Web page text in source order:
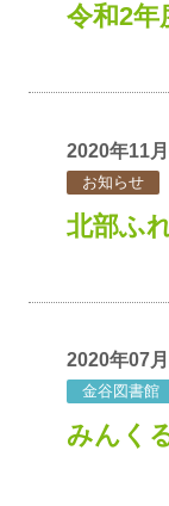
令和2年
2020年11
お知らせ
北部ふ
2020年07
金谷図書館
みんく